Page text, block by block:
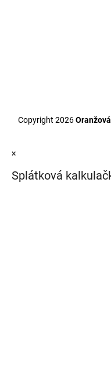
Copyright 2026
×
Splátková